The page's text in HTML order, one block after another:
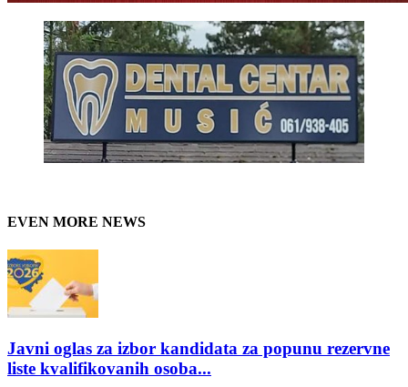
EVEN MORE NEWS
Javni oglas za izbor kandidata za popunu rezervne
liste kvalifikovanih osoba...